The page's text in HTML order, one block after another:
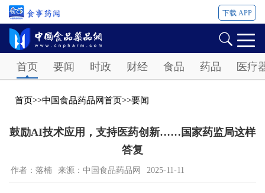
下载 APP
首页 要闻 时政 财经 食品 药品 医疗
首页>>中国食品药品网首页>>要闻
鼓励AI技术应用，支持医药创新……国家药监局这样
答复
作者：落楠 来源：中国食品药品网 2025-11-11